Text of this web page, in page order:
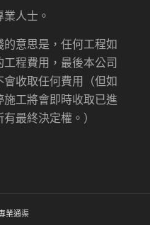
人士。
意思是，任何工程如
程費用，最後本公司
收取任何費用（但如
工將會即時收取已進
最終決定權。）
業通渠